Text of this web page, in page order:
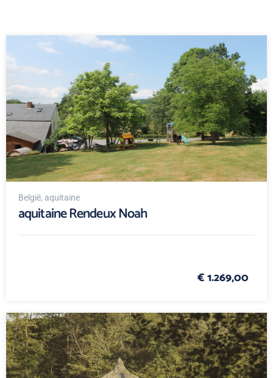
België, aquitaine
aquitaine Rendeux Noah
€ 1.269,00